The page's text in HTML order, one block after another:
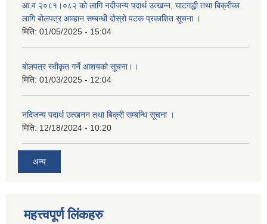
आ.व २०८१।०८२ को लागि नदीजन्य पदार्थ उत्खन्न, घाटगद्धी तथा बिक्रीका
लागि बोलपत्र आव्हान सम्बन्धी दोस्रो पटक प्रकाशित सूचना ।
मिति: 01/05/2025 - 15:04
बोलपत्र स्वीकृत गर्ने आशयको सूचना।।
मिति: 01/03/2025 - 12:04
नदिजन्य पदार्थ उत्खनन तथा बिक्री सम्बन्धि सूचना ।
मिति: 12/18/2024 - 10:20
अन्य
महत्त्वपूर्ण लिंकहरु